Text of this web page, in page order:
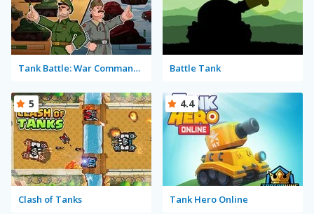
Tank Battle: War Commander Battle Tank
Clash of Tanks
5
Tank Hero Online
4.4